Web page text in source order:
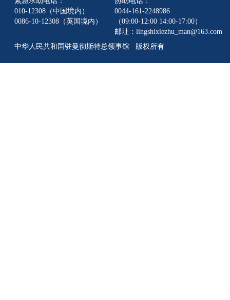
010-12308（中国境内）
0086-10-12308（英国境内）
0044-161-2248986
（09:00-12:00 14:00-17:00）
邮址：lingshixiezhu_man@163.com
中华人民共和国驻曼彻斯特总领事馆 版权所有